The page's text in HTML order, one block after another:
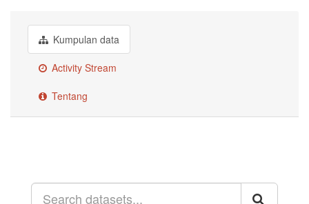
Kumpulan data
Activity Stream
Tentang